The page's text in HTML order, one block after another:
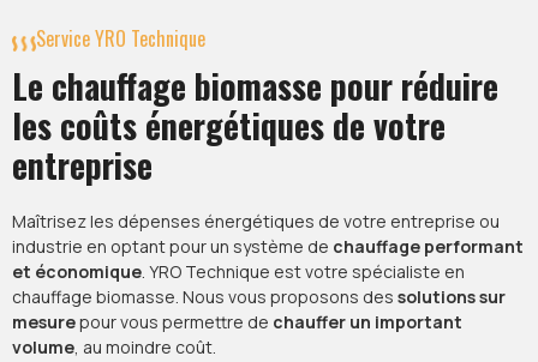
Service YRO Technique
Le chauffage biomasse pour réduire
les coûts énergétiques de votre
entreprise
Maîtrisez les dépenses énergétiques de votre entreprise ou
industrie en optant pour un système de chauffage performant
et économique. YRO Technique est votre spécialiste en
chauffage biomasse. Nous vous proposons des solutions sur
mesurepour vous permettre de chauffer un important
volume, au moindre coût.